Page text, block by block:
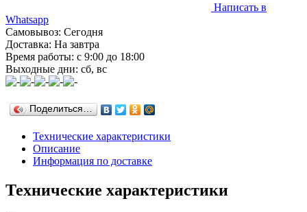
Написать в
Whatsapp
Самовывоз: Сегодня
Доставка: На завтра
Время работы: с 9:00 до 18:00
Выходные дни: сб, вс
Поделиться…
Технические характеристики
Описание
Информация по доставке
Технические характеристики